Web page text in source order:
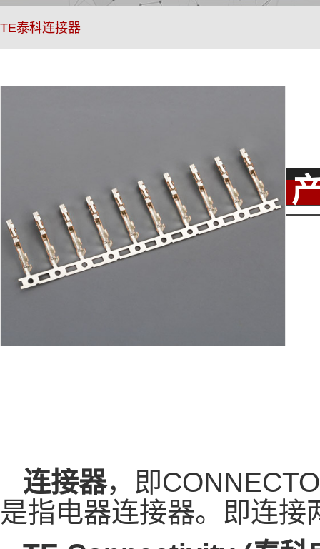
TE泰科连接器
连接器，即
是指电器连接器。即连